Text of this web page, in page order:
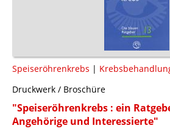
Speiseröhrenkrebs |
Druckwerk / Broschüre
"Speiseröhrenkrebs : ein
Angehörige und Interessierte"